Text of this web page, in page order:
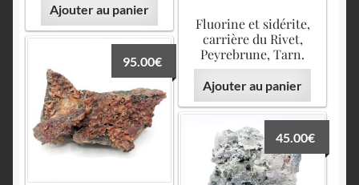
Ajouter au panier
Fluorine et sidérite,
carrière du Rivet,
Peyrebrune, Tarn.
Ajouter au panier
95.00€
45.00€